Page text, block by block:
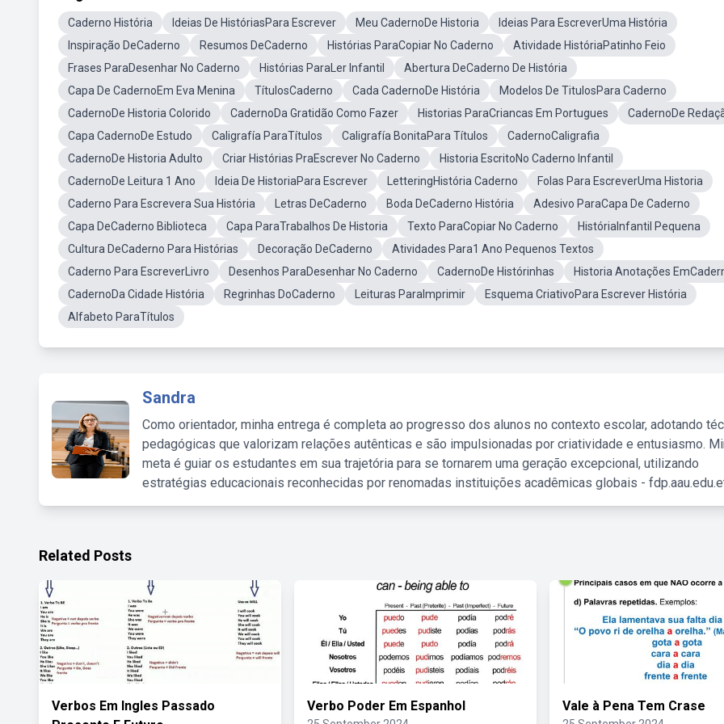
Caderno História Ideias De HistóriasPara Escrever Meu CadernoDe Historia
Ideias Para EscreverUma História
Inspiração DeCaderno
Resumos DeCaderno Histórias ParaCopiar No Caderno
Atividade HistóriaPatinho Feio
Frases ParaDesenhar No Caderno
Histórias ParaLer Infantil
Abertura DeCaderno De História
Capa De CadernoEm Eva Menina
TítulosCaderno Cada CadernoDe História
Modelos De TitulosPara Caderno
CadernoDe Historia Colorido
CadernoDa Gratidão Como Fazer Historias ParaCriancas Em Portugues
CadernoDe
Capa CadernoDe Estudo
Caligrafía ParaTítulos Caligrafía BonitaPara Títulos
CadernoCaligrafia
CadernoDe Historia Adulto
Criar Histórias PraEscrever No Caderno
Historia EscritoNo Caderno Infantil
CadernoDe Leitura 1 Ano
Ideia De HistoriaPara Escrever LetteringHistória Caderno
Folas Para EscreverUma Historia
Caderno Para Escrevera Sua História
Letras DeCaderno Boda DeCaderno História
Adesivo ParaCapa De Caderno
Capa DeCaderno Biblioteca
Capa ParaTrabalhos De Historia Texto ParaCopiar No Caderno
HistóriaInfantil Pequena
Cultura DeCaderno Para Histórias
Decoração DeCaderno
Atividades Para1 Ano Pequenos Textos
Caderno Para EscreverLivro
Desenhos ParaDesenhar No Caderno CadernoDe Histórinhas
Historia Anotações
CadernoDa Cidade História
Regrinhas DoCaderno Leituras ParaImprimir
Esquema CriativoPara Escrever História
Alfabeto ParaTítulos
Sandra
Como orientador, minha entrega é completa ao progresso dos alunos no contexto escolar, adotando
pedagógicas que valorizam relações autênticas e são impulsionadas por criatividade e entusiasmo.
meta é guiar os estudantes em sua trajetória para se tornarem uma geração excepcional, utilizando
estratégias educacionais reconhecidas por renomadas instituições acadêmicas globais -
Related Posts
Verbos Em Ingles Passado
Verbo Poder Em Espanhol Vale à Pena Tem Crase